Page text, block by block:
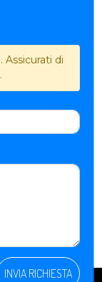
di
INVIA RICHIESTA